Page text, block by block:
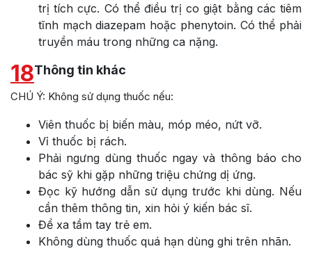
trị tích cực. Có thể điều trị co giật bằng các tiêm
tĩnh mạch diazepam hoặc phenytoin. Có thể phải
truyền máu trong những ca nặng.
18Thông tin khác
CHÚ Ý: Không sử dụng thuốc nếu:
Viên thuốc bị biến màu, móp méo, nứt vỡ.
Vỉ thuốc bị rách.
Phải ngưng dùng thuốc ngay và thông báo cho
bác sỹ khi gặp những triệu chứng dị ứng.
Đọc kỹ hướng dẫn sử dụng trước khi dùng. Nếu
cần thêm thông tin, xin hỏi ý kiến bác sĩ.
Để xa tầm tay trẻ em.
Không dùng thuốc quá hạn dùng ghi trên nhãn.